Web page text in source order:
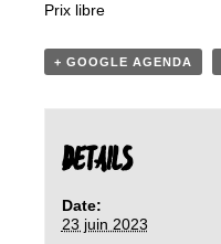
Prix libre
+ GOOGLE AGENDA
DETAILS
Date:
23 juin 2023